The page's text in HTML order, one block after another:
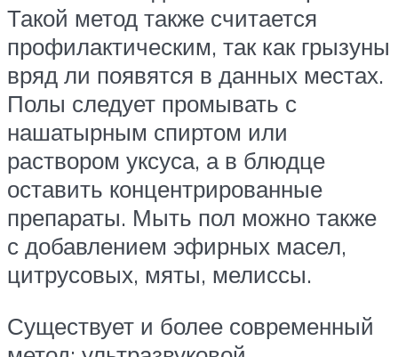
Такой метод также считается
профилактическим, так как грызуны
вряд ли появятся в данных местах.
Полы следует промывать с
нашатырным спиртом или
раствором уксуса, а в блюдце
оставить концентрированные
препараты. Мыть пол можно также
с добавлением эфирных масел,
цитрусовых, мяты, мелиссы.
Существует и более современный